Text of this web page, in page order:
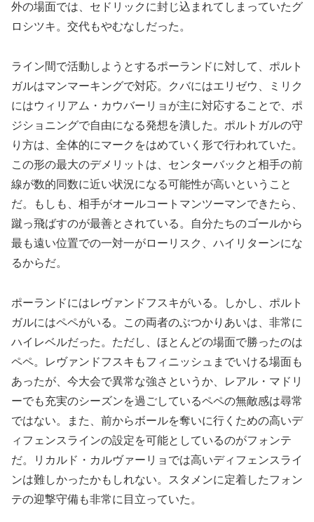
外の場面では、セドリックに封じ込まれてしまっていたグ
ロシツキ。交代もやむなしだった。
ライン間で活動しようとするポーランドに対して、ポルト
ガルはマンマーキングで対応。クバにはエリゼウ、ミリク
にはウィリアム・カウバーリョが主に対応することで、ポ
ジショニングで自由になる発想を潰した。ポルトガルの守
り方は、全体的にマークをはめていく形で行われていた。
この形の最大のデメリットは、センターバックと相手の前
線が数的同数に近い状況になる可能性が高いということ
だ。もしも、相手がオールコートマンツーマンできたら、
蹴っ飛ばすのが最善とされている。自分たちのゴールから
最も遠い位置での一対一がローリスク、ハイリターンにな
るからだ。
ポーランドにはレヴァンドフスキがいる。しかし、ポルト
ガルにはペペがいる。この両者のぶつかりあいは、非常に
ハイレベルだった。ただし、ほとんどの場面で勝ったのは
ペペ。レヴァンドフスキもフィニッシュまでいける場面も
あったが、今大会で異常な強さというか、レアル・マドリ
ーでも充実のシーズンを過ごしているペペの無敵感は尋常
ではない。また、前からボールを奪いに行くための高いデ
ィフェンスラインの設定を可能としているのがフォンテ
だ。リカルド・カルヴァーリョでは高いディフェンスライ
ンは難しかったかもしれない。スタメンに定着したフォン
テの迎撃守備も非常に目立っていた。